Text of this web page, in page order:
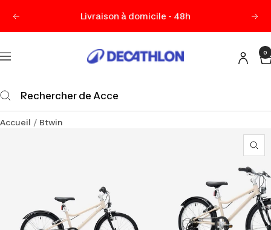
Précédent Livraison à domicile - 48h
Navigation
Decathlon
0
Accueil Btwin